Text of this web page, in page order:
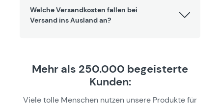
Welche Versandkosten fallen bei
Versand ins Ausland an?
Mehr als 250.000 begeisterte
Kunden:
Viele tolle Menschen nutzen unsere Produkte für